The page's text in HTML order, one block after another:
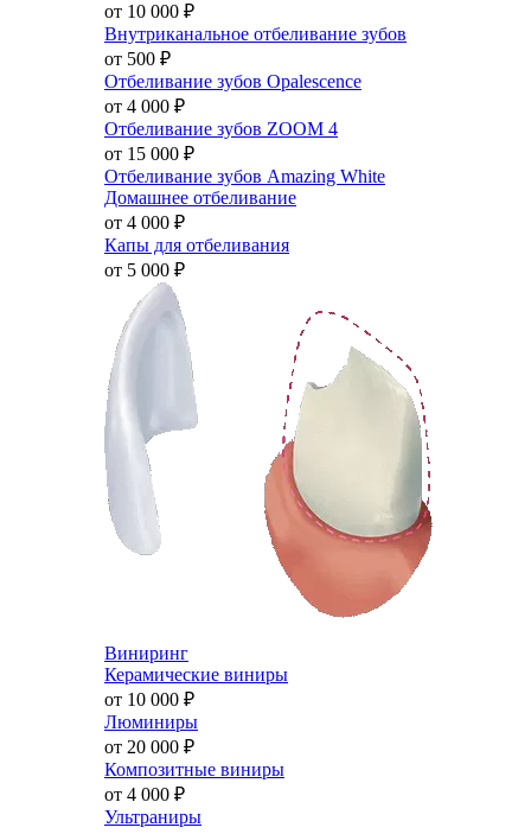
от 10 000 ₽
Внутриканальное отбеливание зубов
от 500 ₽
Отбеливание зубов Opalescence
от 4 000 ₽
Отбеливание зубов ZOOM 4
от 15 000 ₽
Отбеливание зубов Amazing White
Домашнее отбеливание
от 4 000 ₽
Капы для отбеливания
от 5 000 ₽
Виниринг
Керамические виниры
от 10 000 ₽
Люминиры
от 20 000 ₽
Композитные виниры
от 4 000 ₽
Ультраниры